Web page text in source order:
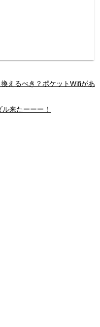
えるべき？ポケットWifiがあ
来たーーー！